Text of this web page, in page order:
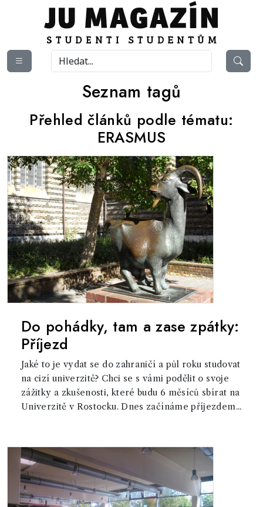
Seznam tagů
Přehled článků podle tématu:
ERASMUS
Do pohádky, tam a zase zpátky:
Příjezd
Jaké to je vydat se do zahraničí a půl roku studovat
na cizí univerzitě? Chci se s vámi podělit o svoje
zážitky a zkušenosti, které budu 6 měsíců sbírat na
Univerzitě v Rostocku. Dnes začínáme příjezdem...